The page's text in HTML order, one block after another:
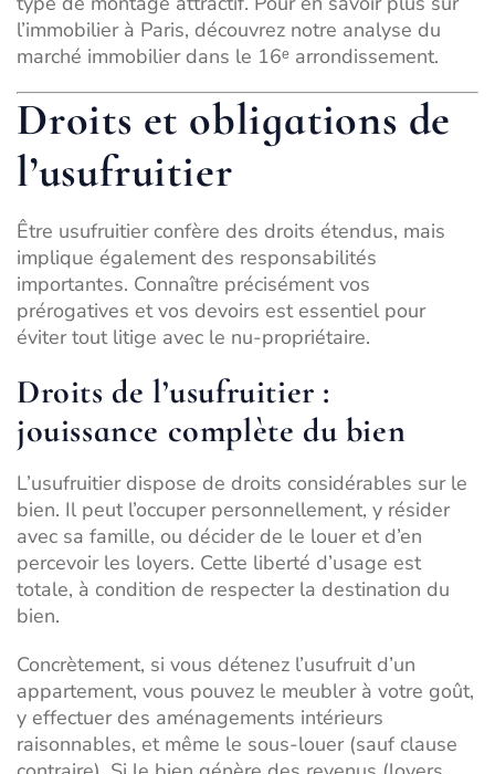
l’immobilier à Paris, découvrez notre analyse du
marché immobilier dans le 16ᵉ arrondissement.
Droits et obligations de
l’usufruitier
Être usufruitier confère des droits étendus, mais
implique également des responsabilités
importantes. Connaître précisément vos
prérogatives et vos devoirs est essentiel pour
éviter tout litige avec le nu-propriétaire.
Droits de l’usufruitier :
jouissance complète du bien
L’usufruitier dispose de droits considérables sur le
bien. Il peut l’occuper personnellement, y résider
avec sa famille, ou décider de le louer et d’en
percevoir les loyers. Cette liberté d’usage est
totale, à condition de respecter la destination du
bien.
Concrètement, si vous détenez l’usufruit d’un
appartement, vous pouvez le meubler à votre goût,
y effectuer des aménagements intérieurs
raisonnables, et même le sous-louer (sauf clause